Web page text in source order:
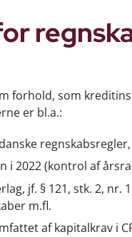
forhold, som
er bl.a.:
i 2022 (kontrol af
jf. § 121, stk. 2,
m.fl.
af kapitalkrav i